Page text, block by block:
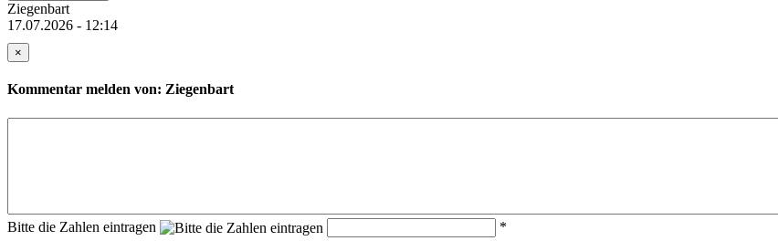
Ziegenbart
17.07.2026 - 12:14
×
Kommentar melden von: Ziegenbart
Bitte die Zahlen eintragen *